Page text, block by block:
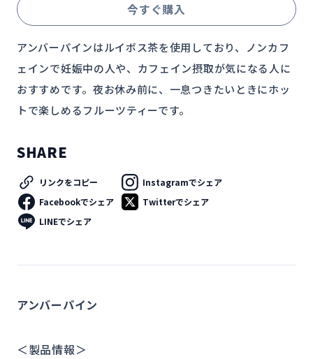
今すぐ購入
アンバーパインはルイボス茶を使用しており、ノンカフ
ェインで妊娠中の人や、カフェイン摂取が気になる人に
おすすめです。夜お休み前に、一息つきたいときにホッ
トで楽しめるフルーツティーです。
SHARE
リンクをコピー
Instagramでシェア
Facebookでシェア
Twitterでシェア
LINEでシェア
アンバーパイン
＜製品情報＞